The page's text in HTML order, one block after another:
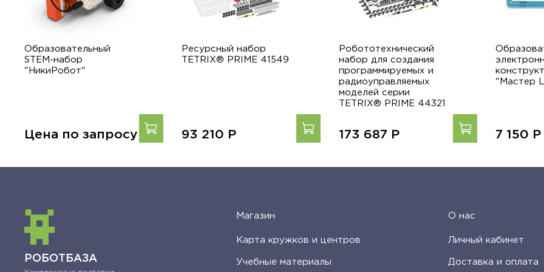
Образовательный
STEM-набор
"НикиРобот"
Цена по запросу
Ресурсный набор
TETRIX® PRIME 41549
93 210 Р
Робототехнический
набор для создания
программируемых и
радиоуправляемых
моделей серии
TETRIX® PRIME 44321
173 687 Р
"Мастер
7 150 Р
РОБОТБАЗА
Магазин
Карта кружков и центров
Учебные материалы
О нас
Личный кабинет
Доставка и оплата